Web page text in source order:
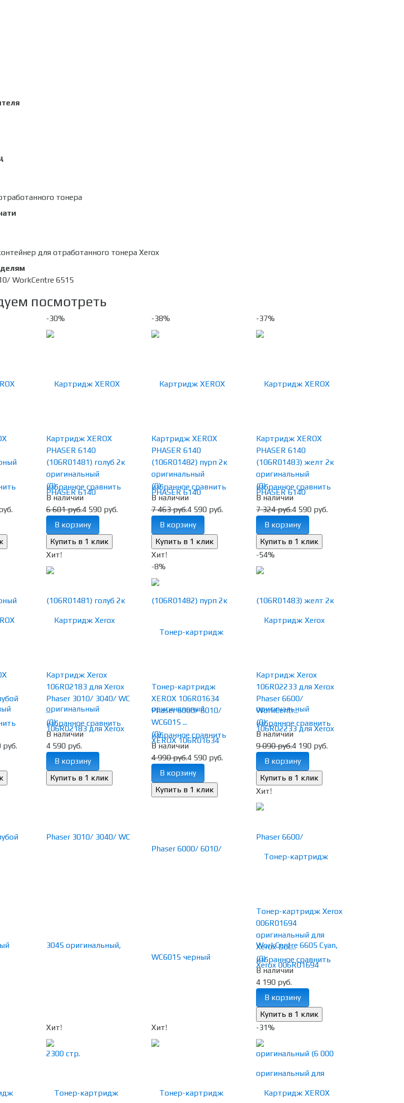
тонера
для отработанного тонера Xerox
WorkCentre 6515
посмотреть
-30%
избранное сравнить
Картридж XEROX
PHASER 6140
(106R01481) голуб 2к
оригинальный
(0)
В наличии
6 601 руб.4 590 руб.
В корзину
-38%
избранное сравнить
Картридж XEROX
PHASER 6140
(106R01482) пурп 2к
оригинальный
(0)
В наличии
7 463 руб.4 590 руб.
В корзину
-37%
избранное сравнить
Картридж XEROX
PHASER 6140
(106R01483) желт 2к
оригинальный
(0)
В наличии
7 324 руб.4 590 руб.
В корзину
руб.
Хит!
избранное сравнить
Картридж Xerox
106R02183 для Xerox
Phaser 3010/ 3040/ WC
...
(0)
В наличии
4 590 руб.
В корзину
Хит!
-8%
избранное сравнить
Тонер-картридж
XEROX 106R01634
Phaser 6000/ 6010/
WC6015 ...
(0)
В наличии
4 990 руб.4 590 руб.
В корзину
-54%
избранное сравнить
Картридж Xerox
106R02233 для Xerox
Phaser 6600/
WorkCentr...
(0)
В наличии
9 090 руб.4 190 руб.
В корзину
Хит!
избранное сравнить
Тонер-картридж Xerox
006R01694
оригинальный для
Xerox Doc...
(0)
В наличии
4 190 руб.
В корзину
Хит! Хит! -31%